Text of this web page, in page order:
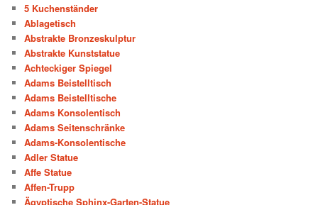
5 Kuchenständer
Ablagetisch
Abstrakte Bronzeskulptur
Abstrakte Kunststatue
Achteckiger Spiegel
Adams Beistelltisch
Adams Beistelltische
Adams Konsolentisch
Adams Seitenschränke
Adams-Konsolentische
Adler Statue
Affe Statue
Affen-Trupp
Ägyptische Sphinx-Garten-Statue